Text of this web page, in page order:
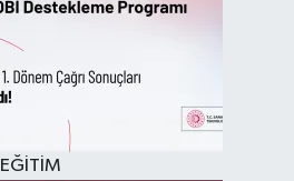
EĞİTİM